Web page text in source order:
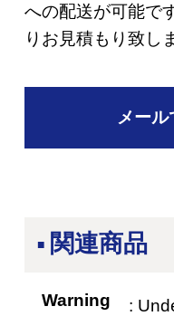
への配送が可能で
りお見積もり致し
メー
関連商品
Warning
: